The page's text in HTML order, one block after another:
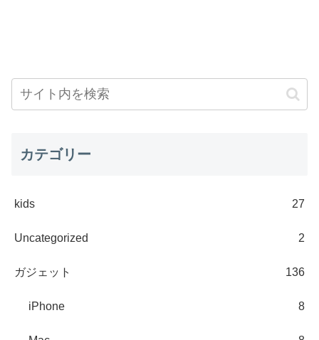
カテゴリー
kids 27
Uncategorized 2
ガジェット 136
iPhone 8